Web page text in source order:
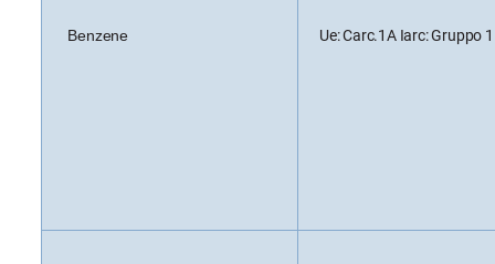
Benzene Ue: Carc.1A Iarc: Gruppo 1